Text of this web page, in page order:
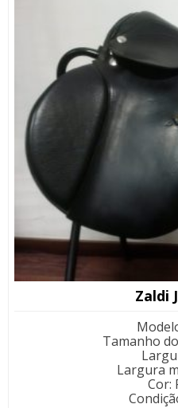
Zaldi
Tamanho
Largura
Cor: